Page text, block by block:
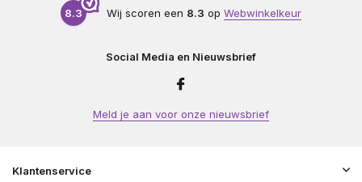
8.3 Wij scoren een 8.3 op Webwinkelkeur
Social Media en Nieuwsbrief
Meld je aan voor onze nieuwsbrief
Klantenservice